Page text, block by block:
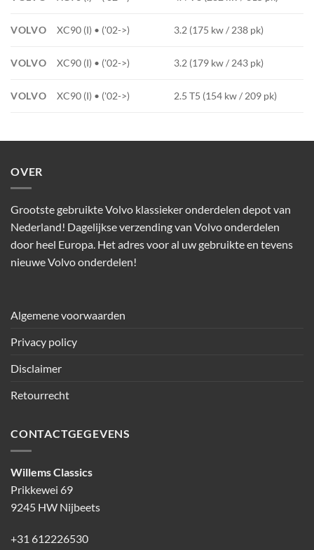
VOLVO XC90 (I) • ('02->) 3.2 (175 kw / 238 pk)
VOLVO XC90 (I) • ('02->) 3.2 (179 kw / 243 pk)
VOLVO XC90 (I) • ('02->) 2.5 T5 (154 kw / 209 pk)
OVER
Grootste gebruikte Volvo klassieker onderdelen depot van
Nederland! Dagelijkse verzending van Volvo onderdelen
door heel Europa. Het adres voor al uw gebruikte en tevens
nieuwe Volvo onderdelen!
Algemene voorwaarden
Privacy policy
Disclaimer
Retourrecht
CONTACTGEGEVENS
Willems Classics
Prikkewei 69
9245 HW Nijbeets
+31 612226530